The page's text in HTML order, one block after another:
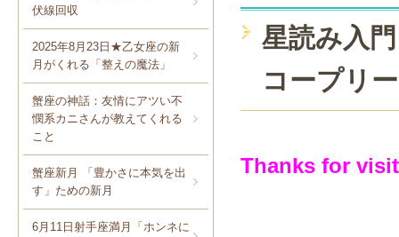
伏線回収
2025年8月23日★乙女座の新
月がくれる「整えの魔法」
蟹座の神話：友情にアツい不
憫系カニさんが教えてくれる
こと
蟹座新月 「豊かさに本気を出
す」ための新月
6月11日射手座満月「ホンネに
星読み入
コープリ
Thanks for